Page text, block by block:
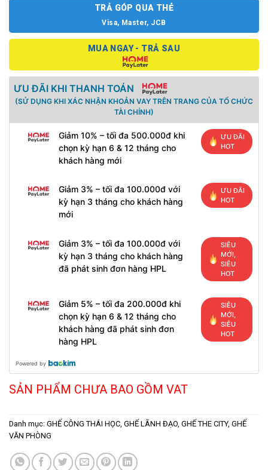
TRẢ GÓP QUA THẺ
Visa, Master, JCB
MUA NGAY - TRẢ SAU
ƯU ĐÃI KHI THANH TOÁN
(SỬ DỤNG KHI XÁC NHẬN KHOẢN VAY TRÊN TRANG CỦA TỔ CHỨC
TÀI CHÍNH)
Giảm 10% – tối đa 500.000đ khi
chọn kỳ hạn 6 & 12 tháng cho
khách hàng mới
ƯU ĐÃI
HOT
Giảm 3% – tối đa 100.000đ với
kỳ hạn 3 tháng cho khách hàng
mới
ƯU ĐÃI
HOT
Giảm 3% – tối đa 100.000đ với
kỳ hạn 3 tháng cho khách hàng
đã phát sinh đơn hàng HPL
SIÊU
MỚI,
SIÊU
HOT
Giảm 5% – tối đa 200.000đ khi
chọn kỳ hạn 6 & 12 tháng cho
khách hàng đã phát sinh đơn
hàng HPL
SIÊU
MỚI,
SIÊU
HOT
Powered by
SẢN PHẨM CHƯA BAO GỒM VAT
Danh mục: GHẾ CÔNG THÁI HỌC, GHẾ LÃNH ĐẠO, GHẾ THE CITY, GHẾ
VĂN PHÒNG